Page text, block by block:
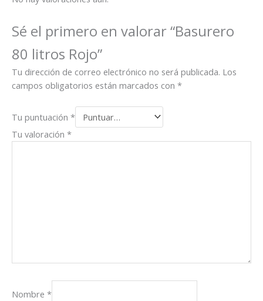
Sé el primero en valorar “Basurero
80 litros Rojo”
Tu dirección de correo electrónico no será publicada. Los
campos obligatorios están marcados con *
Tu puntuación *
Tu valoración *
Nombre *